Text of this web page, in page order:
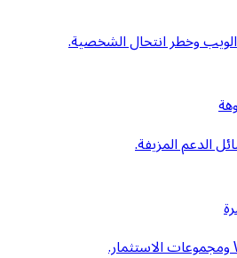
وخطر انتحال الشخصية.
الدعم المزيفة.